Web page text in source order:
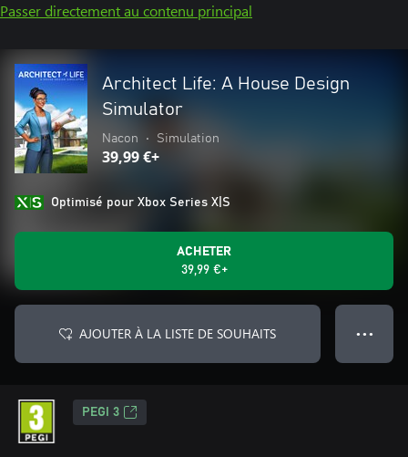
Passer directement au contenu principal
Architect Life: A House Design
Simulator
Nacon • Simulation
39,99 €+
Optimisé pour Xbox Series X|S
ACHETER
39,99 €+
AJOUTER À LA LISTE DE SOUHAITS ● ● ●
PEGI 3